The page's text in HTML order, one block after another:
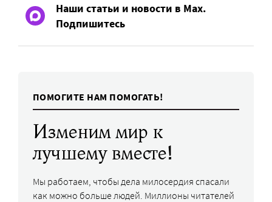
Наши статьи и новости в Max.
Подпишитесь
ПОМОГИТЕ НАМ ПОМОГАТЬ!
Изменим мир к
лучшему вместе!
Мы работаем, чтобы дела милосердия спасали
как можно больше людей. Миллионы читателей